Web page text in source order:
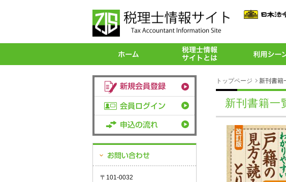
〒101-0032
トップページ 新刊書籍
新刊書籍一